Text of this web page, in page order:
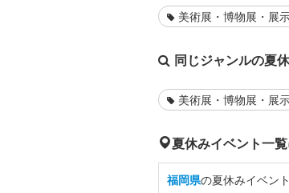
美術展・博物展・展
同じジャンルの夏
美術展・博物展・展
夏休みイベント一
福岡県の夏休みイベン